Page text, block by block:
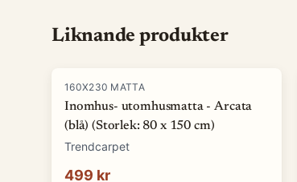
Liknande produkter
160X230 MATTA
Inomhus- utomhusmatta - Arcata
(blå) (Storlek: 80 x 150 cm)
Trendcarpet
499 kr